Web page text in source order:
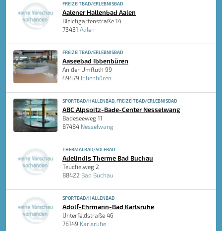
FREIZEITBAD/ERLEBNISBAD
Aalener Hallenbad Aalen
Bleichgartenstraße 14
73431 Aalen
FREIZEITBAD/ERLEBNISBAD
Aaseebad Ibbenbüren
An der Umfluth 99
49479 Ibbenbüren
SPORTBAD/HALLENBAD, FREIZEITBAD/ERLEBNISBAD
ABC Alpspitz-Bade-Center Nesselwang
Badeseeweg 11
87484 Nesselwang
THERMALBAD/SOLEBAD
Adelindis Therme Bad Buchau
Teuchelweg 2
88422 Bad Buchau
SPORTBAD/HALLENBAD
Adolf-Ehrmann-Bad Karlsruhe
Unterfeldstraße 46
76149 Karlsruhe